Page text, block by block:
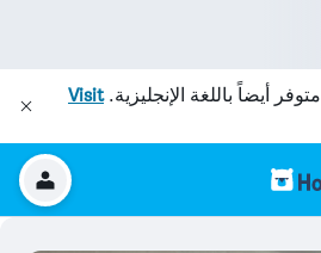
متوفر أيضاً باللغة الإنجليزية.Visit